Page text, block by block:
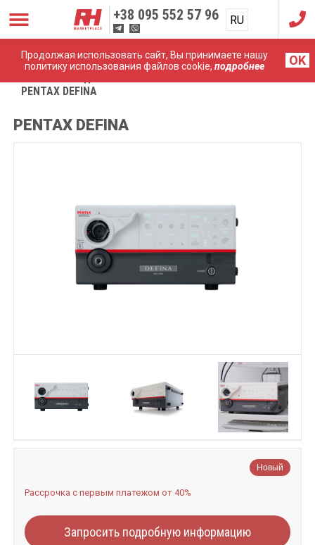
Продолжая использовать сайт, Вы принимаете нашу
политику использования файлов cookie, подробнее OK
+38 095 552 57 96 RU
UA
PENTAX DEFINA
PENTAX DEFINA
Новый
Рассрочка с первым платежом от 40%
Запросить подробную информацию